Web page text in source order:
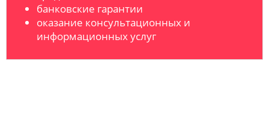
банковские гарантии
оказание консультационных и
информационных услуг